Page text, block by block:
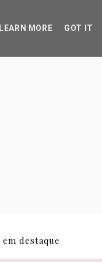
em destaque
LEARN MORE GOT IT